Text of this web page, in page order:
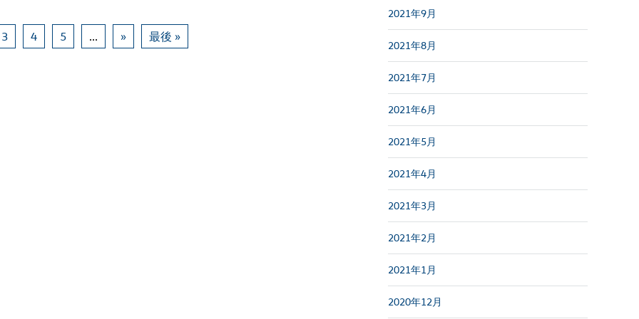
3 4 5 ... » 最後 »
2021年9月
2021年8月
2021年7月
2021年6月
2021年5月
2021年4月
2021年3月
2021年2月
2021年1月
2020年12月